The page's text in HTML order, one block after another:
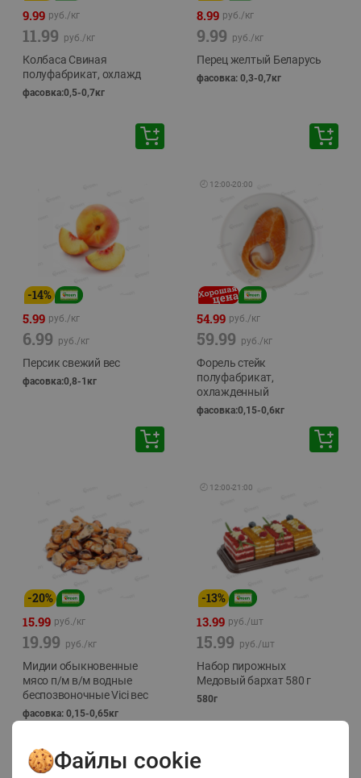
9.99 руб./кг
11.99 руб./кг
Колбаса Свиная
полуфабрикат, охлажд
фасовка:0,5-0,7кг
8.99 руб./кг
9.99 руб./кг
Перец желтый Беларусь
фасовка: 0,3-0,7кг
-14%
5.99 руб./кг
6.99 руб./кг
Персик свежий вес
фасовка:0,8-1кг
🕘 12:00-20:00
54.99 руб./кг
59.99 руб./кг
Форель стейк
полуфабрикат,
охлажденный
фасовка:0,15-0,6кг
-20%
15.99 руб./кг
19.99 руб./кг
Мидии обыкновенные
мясо п/м в/м водные
беспозвоночные Vici вес
фасовка: 0,15-0,65кг
🕘 12:00-21:00
-13%
13.99 руб./шт
15.99 руб./шт
Набор пирожных
Медовый бархат 580 г
580г
Файлы cookie